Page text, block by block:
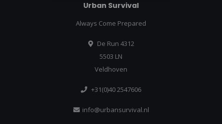
Urban Survival
Always Come Prepared
De Run 4312
5503 LN
Veldhoven
+31(0)40 2547606
info@urbansurvival.nl